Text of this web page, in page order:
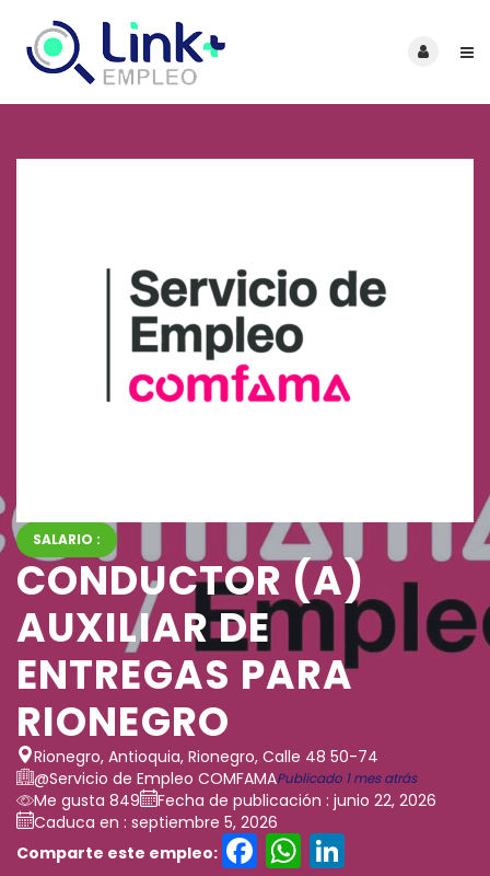
SALARIO :
CONDUCTOR (A)
AUXILIAR DE
ENTREGAS PARA
RIONEGRO
Rionegro, Antioquia, Rionegro, Calle 48 50-74
@Servicio de Empleo COMFAMAPublicado 1 mes atrás
Me gusta 849
Fecha de publicación : junio 22, 2026
Caduca en : septiembre 5, 2026
Comparte este empleo:
Facebook